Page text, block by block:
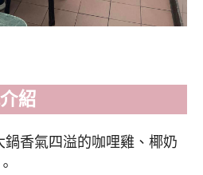
紹
香氣四溢的咖哩雞、椰奶